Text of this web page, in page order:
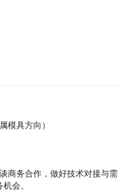
模具方向）
商务合作，做好技术对接与需
会。